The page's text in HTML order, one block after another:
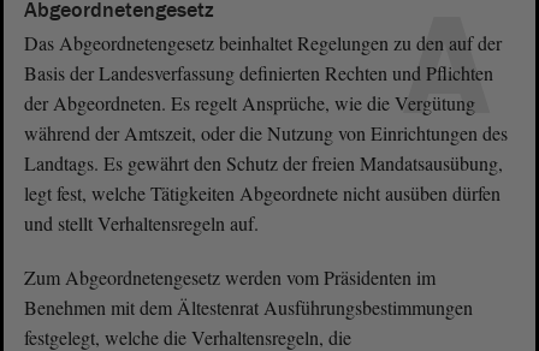
A
Abgeordnetengesetz
Das Abgeordnetengesetz beinhaltet Regelungen zu den auf der
Basis der Landesverfassung definierten Rechten und Pflichten
der Abgeordneten. Es regelt Ansprüche, wie die Vergütung
während der Amtszeit, oder die Nutzung von Einrichtungen des
Landtags. Es gewährt den Schutz der freien Mandatsausübung,
legt fest, welche Tätigkeiten Abgeordnete nicht ausüben dürfen
und stellt Verhaltensregeln auf.
Zum Abgeordnetengesetz werden vom Präsidenten im
Benehmen mit dem Ältestenrat Ausführungsbestimmungen
festgelegt, welche die Verhaltensregeln, die